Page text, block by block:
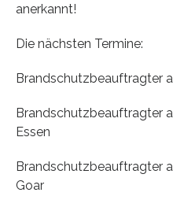
anerkannt!
Die nächsten Termine:
Brandschutzbeauftragter
Brandschutzbeauftragter
Essen
Brandschutzbeauftragter
Goar